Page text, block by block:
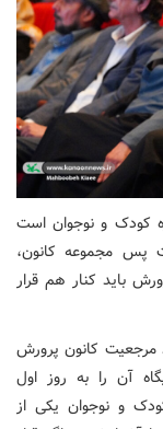
کودک و نوجوان است
پس مجموعه کانون،
باید کنار هم قرار
مرجعیت کانون پرورش
آن را به روز اول
و نوجوان یکی از